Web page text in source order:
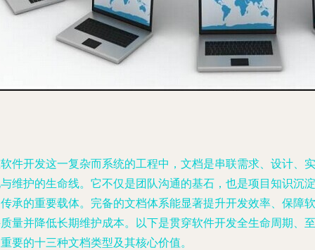
件开发这一复杂而系统的工程中，文档是串联需求、设计、实
维护的生命线。它不仅是团队沟通的基石，也是项目知识沉淀
承的重要载体。完备的文档体系能显著提升开发效率、保障软
量并降低长期维护成本。以下是贯穿软件开发全生命周期、至
要的十三种文档类型及其核心价值。